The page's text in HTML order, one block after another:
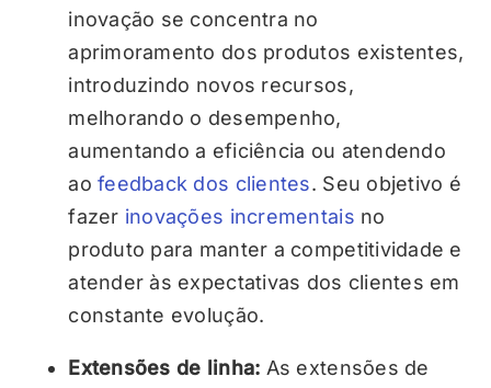
inovação se concentra no
aprimoramento dos produtos existentes,
introduzindo novos recursos,
melhorando o desempenho,
aumentando a eficiência ou atendendo
aofeedback dos clientes. Seu objetivo é
fazer inovações incrementais no
produto para manter a competitividade e
atender às expectativas dos clientes em
constante evolução.
Extensões de linha: As extensões de